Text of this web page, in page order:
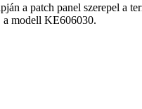
a patch panel szerepel a
modell KE606030.